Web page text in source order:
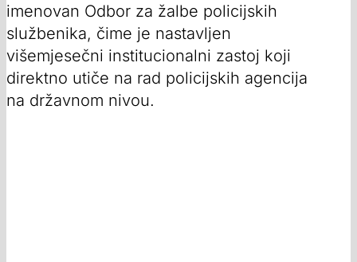
imenovan Odbor za žalbe policijskih
službenika, čime je nastavljen
višemjesečni institucionalni zastoj koji
direktno utiče na rad policijskih agencija
na državnom nivou.